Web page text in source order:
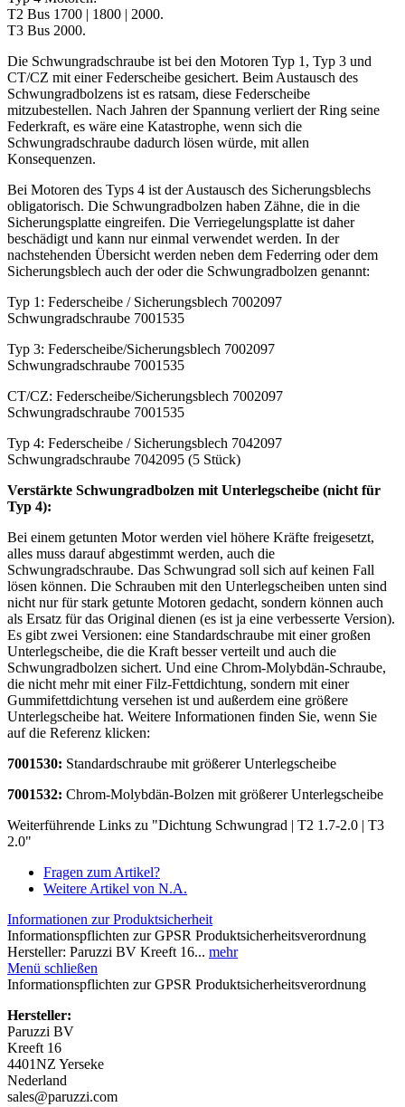
T2 Bus 1700 | 1800 | 2000.
T3 Bus 2000.
Die Schwungradschraube ist bei den Motoren Typ 1, Typ 3 und
CT/CZ mit einer Federscheibe gesichert. Beim Austausch des
Schwungradbolzens ist es ratsam, diese Federscheibe
mitzubestellen. Nach Jahren der Spannung verliert der Ring seine
Federkraft, es wäre eine Katastrophe, wenn sich die
Schwungradschraube dadurch lösen würde, mit allen
Konsequenzen.
Bei Motoren des Typs 4 ist der Austausch des Sicherungsblechs
obligatorisch. Die Schwungradbolzen haben Zähne, die in die
Sicherungsplatte eingreifen. Die Verriegelungsplatte ist daher
beschädigt und kann nur einmal verwendet werden. In der
nachstehenden Übersicht werden neben dem Federring oder dem
Sicherungsblech auch der oder die Schwungradbolzen genannt:
Typ 1: Federscheibe / Sicherungsblech 7002097
Schwungradschraube 7001535
Typ 3: Federscheibe/Sicherungsblech 7002097
Schwungradschraube 7001535
CT/CZ: Federscheibe/Sicherungsblech 7002097
Schwungradschraube 7001535
Typ 4: Federscheibe / Sicherungsblech 7042097
Schwungradschraube 7042095 (5 Stück)
Verstärkte Schwungradbolzen mit Unterlegscheibe (nicht für
Typ 4):
Bei einem getunten Motor werden viel höhere Kräfte freigesetzt,
alles muss darauf abgestimmt werden, auch die
Schwungradschraube. Das Schwungrad soll sich auf keinen Fall
lösen können. Die Schrauben mit den Unterlegscheiben unten sind
nicht nur für stark getunte Motoren gedacht, sondern können auch
als Ersatz für das Original dienen (es ist ja eine verbesserte Version).
Es gibt zwei Versionen: eine Standardschraube mit einer großen
Unterlegscheibe, die die Kraft besser verteilt und auch die
Schwungradbolzen sichert. Und eine Chrom-Molybdän-Schraube,
die nicht mehr mit einer Filz-Fettdichtung, sondern mit einer
Gummifettdichtung versehen ist und außerdem eine größere
Unterlegscheibe hat. Weitere Informationen finden Sie, wenn Sie
auf die Referenz klicken:
7001530: Standardschraube mit größerer Unterlegscheibe
7001532: Chrom-Molybdän-Bolzen mit größerer Unterlegscheibe
Weiterführende Links zu "Dichtung Schwungrad | T2 1.7-2.0 | T3
2.0"
Fragen zum Artikel?
Weitere Artikel von N.A.
Informationen zur Produktsicherheit
Informationspflichten zur GPSR Produktsicherheitsverordnung
Hersteller: Paruzzi BV Kreeft 16... mehr
Menü schließen
Informationspflichten zur GPSR Produktsicherheitsverordnung
Hersteller:
Paruzzi BV
Kreeft 16
4401NZ Yerseke
Nederland
sales@paruzzi.com